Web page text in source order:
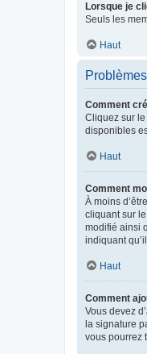
Lorsque je
Seuls les
Haut
Comment
Cliquez sur
disponibles
Haut
Comment
À moins
cliquant sur
modifié ainsi
indiquant
Haut
Comment
Vous devez
la signature
vous pourrez